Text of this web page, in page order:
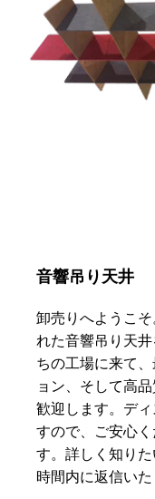
音響吊り天井
卸売りへようこ
れた音響吊り天
ちの工場に来て
ョン、そして高
歓迎します。デ
すので、ご安心
す。詳しく知りた
時間内に返信いた